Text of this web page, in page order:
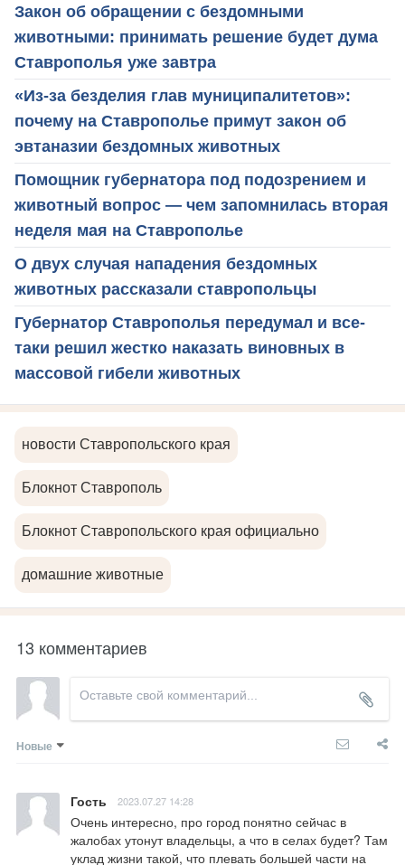
Закон об обращении с бездомными
животными: принимать решение будет дума
Ставрополья уже завтра
«Из-за безделия глав муниципалитетов»:
почему на Ставрополье примут закон об
эвтаназии бездомных животных
Помощник губернатора под подозрением и
животный вопрос — чем запомнилась вторая
неделя мая на Ставрополье
О двух случая нападения бездомных
животных рассказали ставропольцы
Губернатор Ставрополья передумал и все-
таки решил жестко наказать виновных в
массовой гибели животных
новости Ставропольского края
Блокнот Ставрополь
Блокнот Ставропольского края официально
домашние животные
13 комментариев
Новые
Гость 2023.07.27 14:28
Очень интересно, про город понятно сейчас в
жалобах утонут владельцы, а что в селах будет? Там
уклад жизни такой, что плевать большей части на